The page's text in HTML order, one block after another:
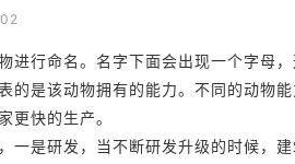
进行命名。名字下面会出现一个字母
的是该动物拥有的能力。不同的动物
更快的生产。
一是研发，当不断研发升级的时候，